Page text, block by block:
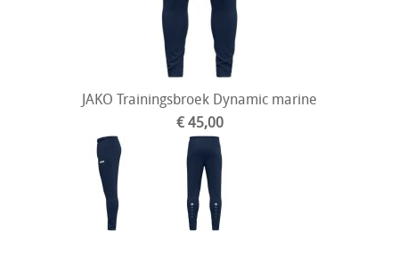
JAKO Trainingsbroek Dynamic marine
€ 45,00